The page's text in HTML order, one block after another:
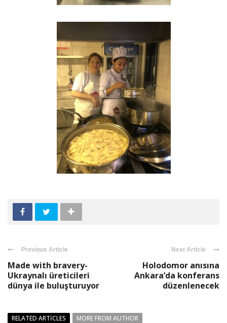
Previous Article
Made with bravery-
Ukraynalı üreticileri
dünya ile buluşturuyor
Next Article
Holodomor anısına
Ankara’da konferans
düzenlenecek
RELATED ARTICLES
MORE FROM AUTHOR